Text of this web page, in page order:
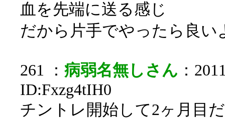
血を先端に送る感じ
だから片手でやったら良い
261 ： 病弱名無しさん ：
ID:Fxzg4tIH0
チントレ開始して2ヶ月目